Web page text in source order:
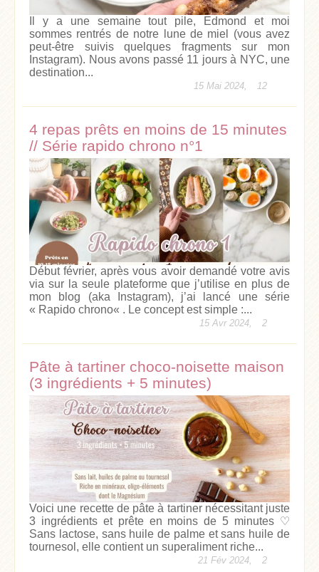
Il y a une semaine tout pile, Edmond et moi
sommes rentrés de notre lune de miel (vous avez
peut-être suivis quelques fragments sur mon
Instagram). Nous avons passé 11 jours à NYC, une
destination...
15 Mai 2024, 12
4 repas prêts en moins de 15 minutes
// Série rapido chrono n°1
Début février, après vous avoir demandé votre avis
via sur la seule plateforme que j’utilise en plus de
mon blog (aka Instagram), j’ai lancé une série
« Rapido chrono« . Le concept est simple :...
15 Avr 2024, 2
Pâte à tartiner choco-noisette maison
(3 ingrédients + 5 minutes)
Voici une recette de pâte à tartiner nécessitant juste
3 ingrédients et prête en moins de 5 minutes ♡
Sans lactose, sans huile de palme et sans huile de
tournesol, elle contient un superaliment riche...
21 Fév 2024, 2